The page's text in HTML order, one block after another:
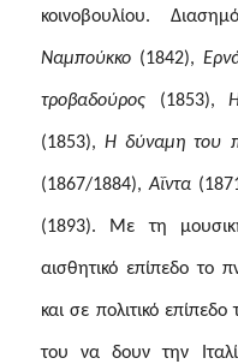
κοινοβουλίου.
Ναμπούκκο (1842),
τροβαδούρος (1853),
(1853),Η δύναμη του
(1867/1884),Αΐντα
(1893). Με τη
αισθητικό επίπεδο το
και σε πολιτικό
του να δουν την